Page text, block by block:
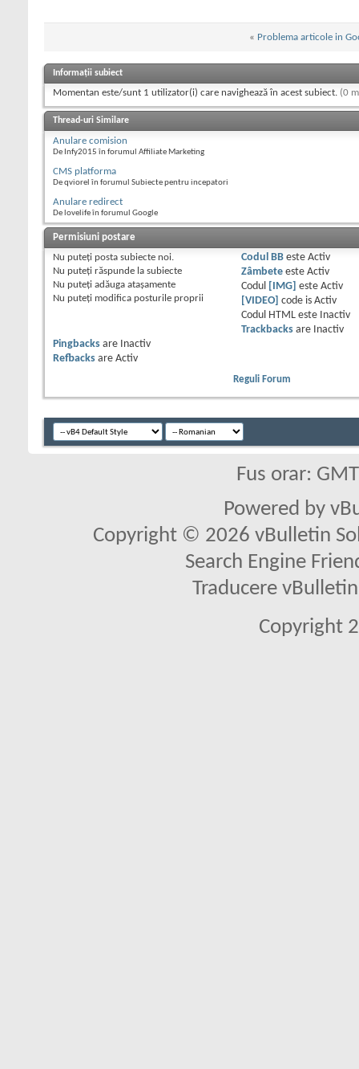
« Problema articole in
Informații subiect
Momentan este/sunt 1 utilizator(i) care navighează în acest subiect. (0
Thread-uri Similare
Anulare comision
De Infy2015 în forumul Affiliate Marketing
CMS platforma
De qviorel în forumul Subiecte pentru incepatori
Anulare redirect
De lovelife în forumul Google
Permisiuni postare
Nu puteţi posta subiecte noi.
Nu puteţi răspunde la subiecte
Nu puteţi adăuga ataşamente
Nu puteţi modifica posturile proprii
Codul BBeste Activ
Zâmbeteeste Activ
Codul
[IMG] este Activ
[VIDEO]
code is Activ
Codul HTML este
Inactiv
Trackbacksare
Inactiv
Pingbacks are
Inactiv
Refbacks are Activ
Reguli Forum
Fus orar:
Powered by
Copyright © 2026 vBulletin
Search Engine
Traducere
Copyright